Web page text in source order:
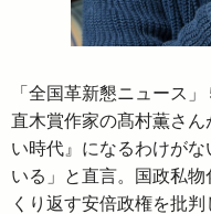
「全国革新懇ニュース
直木賞作家の髙村薫さ
い時代』になるわけが
いる」と直言。国政私
くり返す安倍政権を批